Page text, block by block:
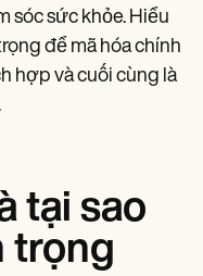
sóc sức khỏe. Hiểu
để mã hóa chính
hợp và cuối cùng là
tại sao
trọng